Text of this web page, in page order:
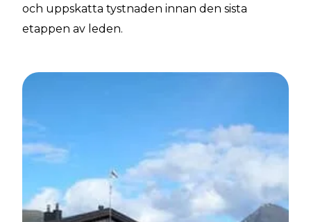
och uppskatta tystnaden innan den sista
etappen av leden.